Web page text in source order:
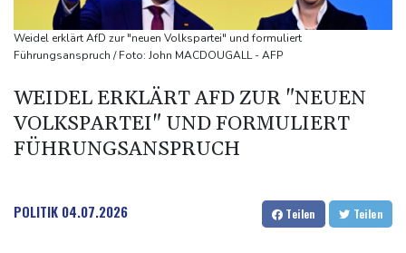
kündigt Vergeltung an
UEFA hält an FIFA-Boykott fest - CAF hält zu Infantino
Jemen: 38 Soldaten bei Huthi-Angriffen getötet - Regierung
kündigt Vergeltung an
Mindestens zwei Tote bei Bombenexplosion in Kleinbus nahe
Damaskus
Weidel erklärt AfD zur "neuen Volkspartei" und formuliert
Führungsanspruch / Foto: John MACDOUGALL - AFP
WEIDEL ERKLÄRT AFD ZUR "NEUEN
VOLKSPARTEI" UND FORMULIERT
FÜHRUNGSANSPRUCH
POLITIK 04.07.2026 Teilen Teilen